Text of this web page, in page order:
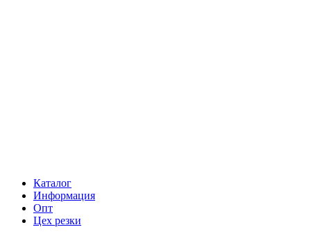
Каталог
Информация
Опт
Цех резки